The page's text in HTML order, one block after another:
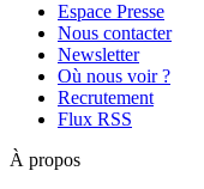
Espace Presse
Nous contacter
Newsletter
Où nous voir ?
Recrutement
Flux RSS
À propos